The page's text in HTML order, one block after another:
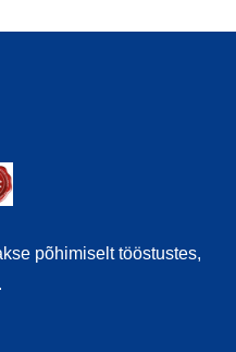
põhimiselt tööstustes,